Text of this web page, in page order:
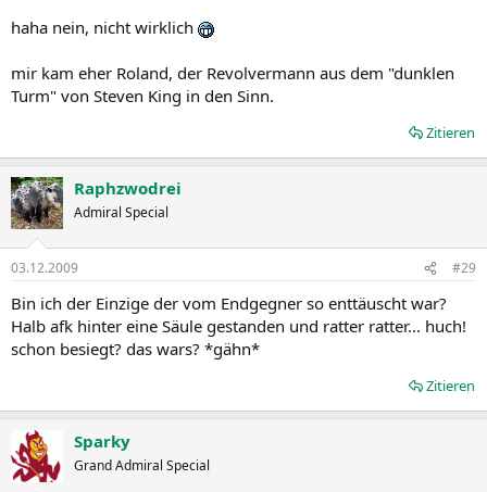
haha nein, nicht wirklich
mir kam eher Roland, der Revolvermann aus dem "dunklen
Turm" von Steven King in den Sinn.
Zitieren
Raphzwodrei
Admiral Special
03.12.2009 #29
Bin ich der Einzige der vom Endgegner so enttäuscht war?
Halb afk hinter eine Säule gestanden und ratter ratter... huch!
schon besiegt? das wars? *gähn*
Zitieren
Sparky
Grand Admiral Special